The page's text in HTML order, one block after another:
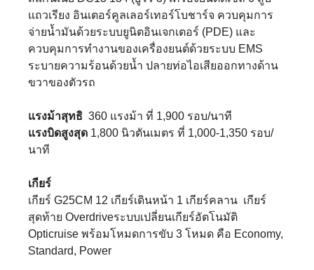
แถวเรียง อินเตอร์คูลเลอร์เทอร์โบชาร์จ ควบคุมการ
จ่ายน้ำมันด้วยระบบยูนิตอินเจกเตอร์ (PDE) และ
ควบคุมการทำงานของเครื่องยนต์ด้วยระบบ EMS
ระบายความร้อนด้วยน้ำ ปลายท่อไอเสียออกทางด้าน
ขวาของตัวรถ
แรงม้าสุทธิ 360 แรงม้า ที่ 1,900 รอบ/นาที
แรงบิดสูงสุด 1,800 นิวตันเมตร ที่ 1,000-1,350 รอบ/
นาที
เกียร์
เกียร์ G25CM 12 เกียร์เดินหน้า 1 เกียร์คลาน เกียร์
สุดท้าย Overdriveระบบเปลี่ยนเกียร์อัตโนมัติ
Opticruise พร้อมโหมดการขับ 3 โหมด คือ Economy,
Standard, Power